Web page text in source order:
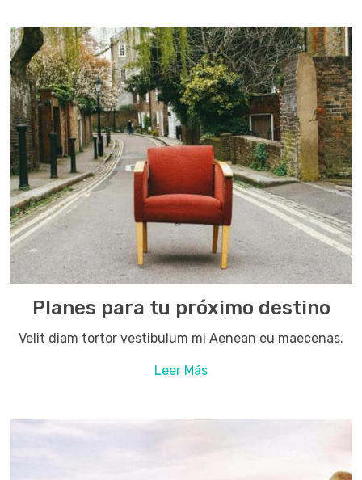
Planes para tu próximo destino
Velit diam tortor vestibulum mi Aenean eu maecenas.
Leer Más